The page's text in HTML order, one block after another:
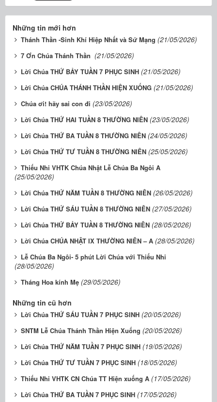
Những tin mới hơn
Thánh Thần -Sinh Khí Hiệp Nhất và Sứ Mạng (21/05/2026)
7 Ơn Chúa Thánh Thần (21/05/2026)
Lời Chúa THỨ BẢY TUẦN 7 PHỤC SINH (21/05/2026)
Lời Chúa CHÚA THÁNH THẦN HIỆN XUỐNG (21/05/2026)
Chúa ơi! hãy sai con đi (23/05/2026)
Lời Chúa THỨ HAI TUẦN 8 THƯỜNG NIÊN (23/05/2026)
Lời Chúa THỨ BA TUẦN 8 THƯỜNG NIÊN (24/05/2026)
Lời Chúa THỨ TƯ TUẦN 8 THƯỜNG NIÊN (25/05/2026)
Thiếu Nhi VHTK Chúa Nhật Lễ Chúa Ba Ngôi A
(25/05/2026)
Lời Chúa THỨ NĂM TUẦN 8 THƯỜNG NIÊN (26/05/2026)
Lời Chúa THỨ SÁU TUẦN 8 THƯỜNG NIÊN (27/05/2026)
Lời Chúa THỨ BẢY TUẦN 8 THƯỜNG NIÊN (28/05/2026)
Lời Chúa CHÚA NHẬT IX THƯỜNG NIÊN – A (28/05/2026)
Lễ Chúa Ba Ngôi- 5 phút Lời Chúa với Thiếu Nhi
(28/05/2026)
Tháng Hoa kính Mẹ (29/05/2026)
Những tin cũ hơn
Lời Chúa THỨ SÁU TUẦN 7 PHỤC SINH (20/05/2026)
SNTM Lễ Chúa Thánh Thần Hiện Xuống (20/05/2026)
Lời Chúa THỨ NĂM TUẦN 7 PHỤC SINH (19/05/2026)
Lời Chúa THỨ TƯ TUẦN 7 PHỤC SINH (18/05/2026)
Thiếu Nhi VHTK CN Chúa TT Hiện xuống A (17/05/2026)
Lời Chúa THỨ BA TUẦN 7 PHỤC SINH (17/05/2026)